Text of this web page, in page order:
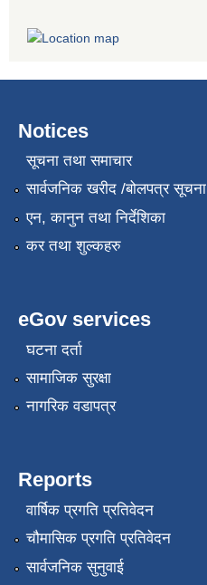
Notices
सूचना तथा समाचार
सार्वजनिक खरीद /बोलपत्र सूचना
एन, कानुन तथा निर्देशिका
कर तथा शुल्कहरु
eGov services
घटना दर्ता
सामाजिक सुरक्षा
नागरिक वडापत्र
Reports
वार्षिक प्रगति प्रतिवेदन
चौमासिक प्रगति प्रतिवेदन
सार्वजनिक सुनुवाई